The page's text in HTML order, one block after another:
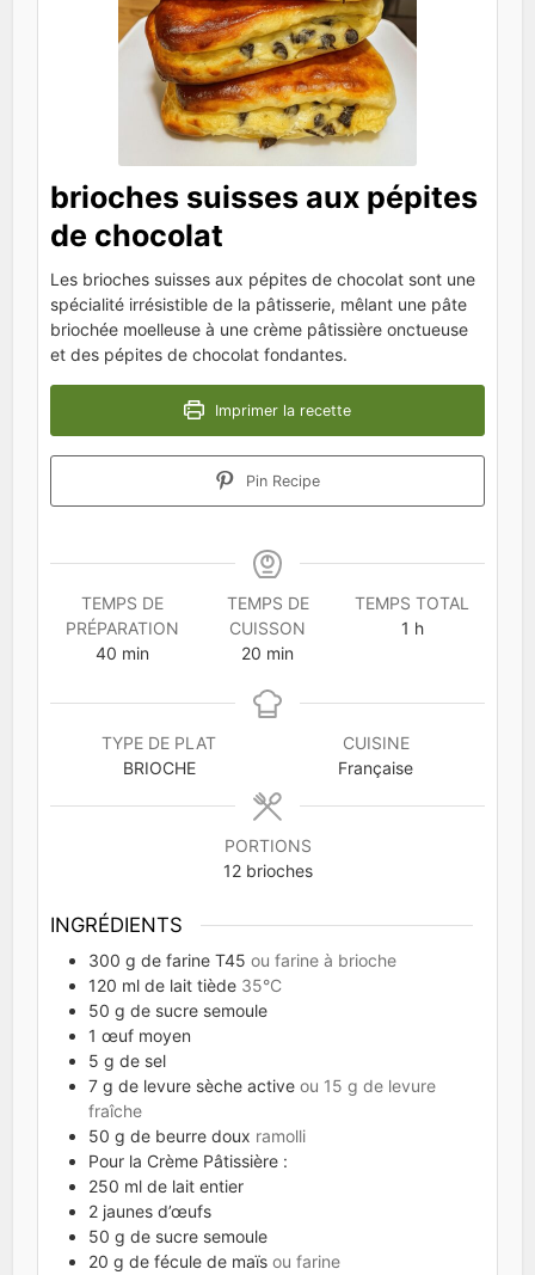
brioches suisses aux pépites
de chocolat
Les brioches suisses aux pépites de chocolat sont une
spécialité irrésistible de la pâtisserie, mêlant une pâte
briochée moelleuse à une crème pâtissière onctueuse
et des pépites de chocolat fondantes.
Imprimer la recette
Pin Recipe
TEMPS DE
PRÉPARATION
40 minutes
min
TEMPS DE
CUISSON
20 minutes
min
TEMPS TOTAL
1 heure
h
TYPE DE PLAT
BRIOCHE
CUISINE
Française
PORTIONS
12 brioches
INGRÉDIENTS
300 g de farine T45 ou farine à brioche
120 ml de lait tiède 35°C
50 g de sucre semoule
1 œuf moyen
5 g de sel
7 g de levure sèche active ou 15 g de levure
fraîche
50 g de beurre doux ramolli
Pour la Crème Pâtissière :
250 ml de lait entier
2 jaunes d’œufs
50 g de sucre semoule
20 g de fécule de maïs ou farine